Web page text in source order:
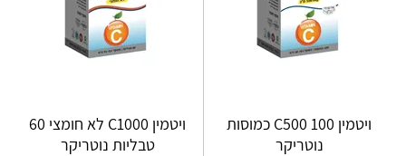
ויטמין C500 100 כמוסות
נוטריקר
ויטמין C1000 לא חומצי 60
טבליות נוטריקר